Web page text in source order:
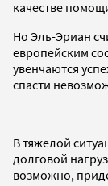
качестве
Но Эль-Эриан
европейским
увенчаются
спасти
В тяжелой
долговой
возможно,